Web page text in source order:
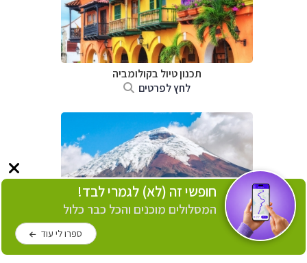
תכנון טיול בקולומביה
לחץ לפרטים
חופשי זה (לא) לגמרי לבד!
המסלולים מוכנים והכל כבר כלול
ספרו לי עוד